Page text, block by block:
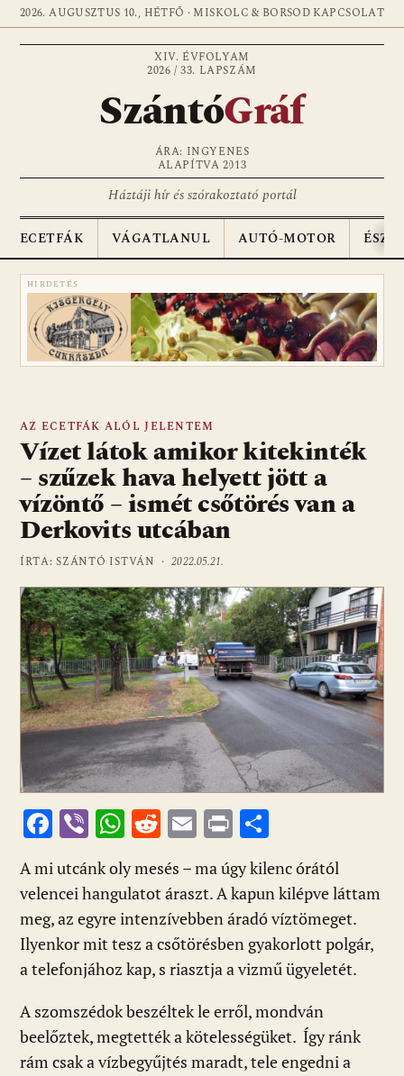
2026. AUGUSZTUS 10., HÉTFŐ · MISKOLC & BORSOD KAPCSOLAT
XIV. ÉVFOLYAM
2026 / 33. LAPSZÁM
SzántóGráf
ÁRA: INGYENES
ALAPÍTVA 2013
Háztáji hír és szórakoztató portál
ECETFÁK VÁGATLANUL AUTÓ-MOTOR
HIRDETÉS
AZ ECETFÁK ALÓL JELENTEM
Vízet látok amikor kitekinték
– szűzek hava helyett jött a
vízöntő – ismét csőtörés van a
Derkovits utcában
ÍRTA: SZÁNTÓ ISTVÁN ·2022.05.21.
F
e
b
o
o
Vi
b
er
W
at
s
A
p
p
R
e
d
di
t
E
ai
l
Pr
in
t za
m
e
g
A mi utcánk oly mesés – ma úgy kilenc órától
velencei hangulatot áraszt. A kapun kilépve láttam
meg, az egyre intenzívebben áradó víztömeget.
Ilyenkor mit tesz a csőtörésben gyakorlott polgár,
a telefonjához kap, s riasztja a vizmű ügyeletét.
A szomszédok beszéltek le erről, mondván
beelőztek, megtették a kötelességüket. Így ránk
rám csak a vízbegyűjtés maradt, tele engedni a